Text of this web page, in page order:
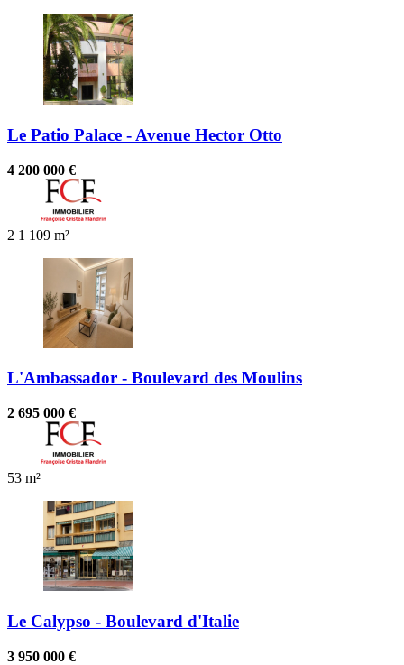
Le Patio Palace - Avenue Hector Otto
4 200 000 €
2 1 109 m²
L'Ambassador - Boulevard des Moulins
2 695 000 €
53 m²
Le Calypso - Boulevard d'Italie
3 950 000 €